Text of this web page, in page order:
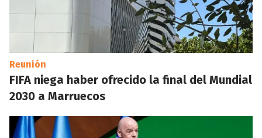
Reunión
FIFA niega haber ofrecido la final del Mundial
2030 a Marruecos